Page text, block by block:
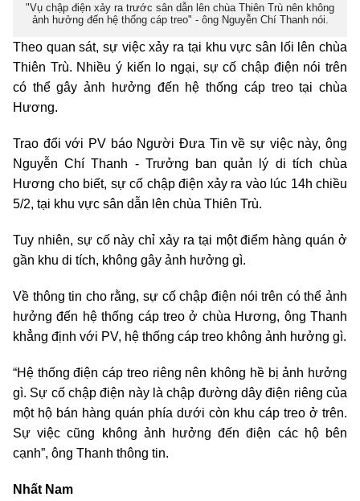
"Vụ chập điện xảy ra trước sân dẫn lên chùa Thiên Trù nên không
ảnh hưởng đến hệ thống cáp treo" - ông Nguyễn Chí Thanh nói.
Theo quan sát, sự việc xảy ra tại khu vực sân lối lên chùa
Thiên Trù. Nhiều ý kiến lo ngại, sự cố chập điện nói trên
có thể gây ảnh hưởng đến hệ thống cáp treo tại chùa
Hương.
Trao đổi với PV báo Người Đưa Tin về sự việc này, ông
Nguyễn Chí Thanh - Trưởng ban quản lý di tích chùa
Hương cho biết, sự cố chập điện xảy ra vào lúc 14h chiều
5/2, tại khu vực sân dẫn lên chùa Thiên Trù.
Tuy nhiên, sự cố này chỉ xảy ra tại một điểm hàng quán ở
gần khu di tích, không gây ảnh hưởng gì.
Về thông tin cho rằng, sự cố chập điện nói trên có thể ảnh
hưởng đến hệ thống cáp treo ở chùa Hương, ông Thanh
khẳng định với PV, hệ thống cáp treo không ảnh hưởng gì.
“Hệ thống điện cáp treo riêng nên không hề bị ảnh hưởng
gì. Sự cố chập điện này là chập đường dây điện riêng của
một hộ bán hàng quán phía dưới còn khu cáp treo ở trên.
Sự việc cũng không ảnh hưởng đến điện các hộ bên
cạnh”, ông Thanh thông tin.
Nhất Nam